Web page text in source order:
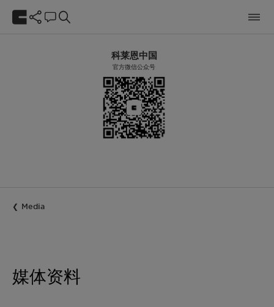
科莱恩中国
官方微信公众号
Media
媒体资料